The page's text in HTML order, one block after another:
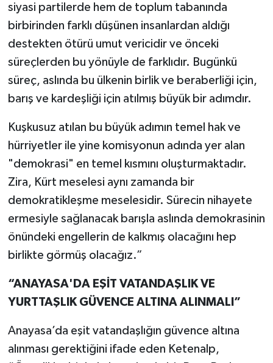
siyasi partilerde hem de toplum tabanında
birbirinden farklı düşünen insanlardan aldığı
destekten ötürü umut vericidir ve önceki
süreçlerden bu yönüyle de farklıdır. Bugünkü
süreç, aslında bu ülkenin birlik ve beraberliği için,
barış ve kardeşliği için atılmış büyük bir adımdır.
Kuşkusuz atılan bu büyük adımın temel hak ve
hürriyetler ile yine komisyonun adında yer alan
"demokrasi" en temel kısmını oluşturmaktadır.
Zira, Kürt meselesi aynı zamanda bir
demokratikleşme meselesidir. Sürecin nihayete
ermesiyle sağlanacak barışla aslında demokrasinin
önündeki engellerin de kalkmış olacağını hep
birlikte görmüş olacağız.”
“ANAYASA'DA EŞİT VATANDAŞLIK VE
YURTTAŞLIK GÜVENCE ALTINA ALINMALI”
Anayasa’da eşit vatandaşlığın güvence altına
alınması gerektiğini ifade eden Ketenalp,